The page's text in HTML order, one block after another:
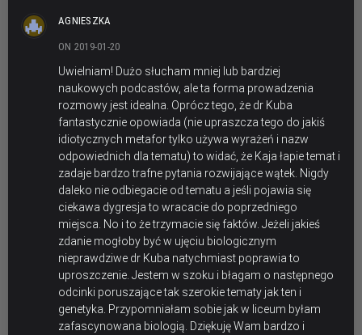
AGNIESZKA
ON 2019-01-20
Uwielniam! Dużo słucham mniej lub bardziej
naukowych podcastów, ale ta forma prowadzenia
rozmowy jest idealna. Oprócz tego, że dr Kuba
fantastycznie opowiada (nie upraszcza tego do jakiś
idiotycznych metafor tylko używa wyrażeń i nazw
odpowiednich dla tematu) to widać, że Kaja łapie temat i
zadaje bardzo trafne pytania rozwijające wątek. Nigdy
daleko nie odbiegacie od tematu a jeśli pojawia się
ciekawa dygresja to wracacie do poprzedniego
miejsca. No i to że trzymacie się faktów. Jeżeli jakieś
zdanie mogłoby być w ujęciu biologicznym
nieprawdziwe dr Kuba natychmiast poprawia to
uproszczenie. Jestem w szoku i błagam o następnego
odcinki poruszające tak szerokie tematy jak ten i
genetyka. Przypomniałam sobie jak w liceum byłam
zafascynowana biologią. Dziękuję Wam bardzo i